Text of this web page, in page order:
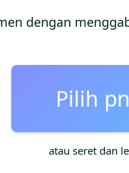
dengan
Pilih
atau seret dan